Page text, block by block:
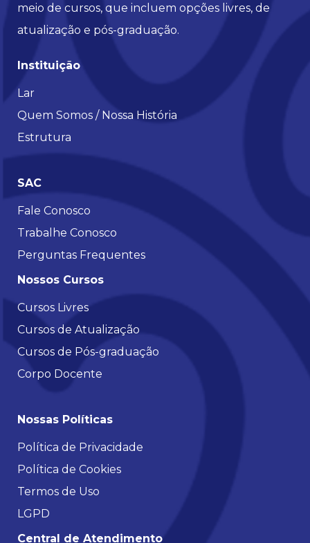
meio de cursos, que incluem opções livres, de
atualização e pós-graduação.
Instituição
Lar
Quem Somos / Nossa História
Estrutura
SAC
Fale Conosco
Trabalhe Conosco
Perguntas Frequentes
Nossos Cursos
Cursos Livres
Cursos de Atualização
Cursos de Pós-graduação
Corpo Docente
Nossas Políticas
Política de Privacidade
Política de Cookies
Termos de Uso
LGPD
Central de Atendimento